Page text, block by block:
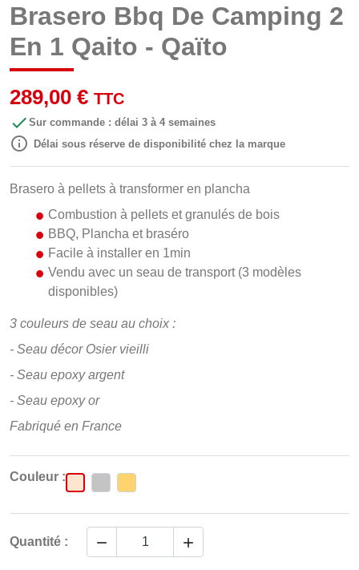
Brasero Bbq De Camping 2
En 1 Qaito - Qaïto
289,00 € TTC
 Sur commande : délai 3 à 4 semaines
 Délai sous réserve de disponibilité chez la marque
Brasero à pellets à transformer en plancha
Combustion à pellets et granulés de bois
BBQ, Plancha et braséro
Facile à installer en 1min
Vendu avec un seau de transport (3 modèles
disponibles)
3 couleurs de seau au choix :
- Seau décor Osier vieilli
- Seau epoxy argent
- Seau epoxy or
Fabriqué en France
Couleur :
Quantité :  